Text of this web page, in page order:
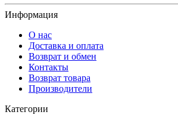
Информация
О нас
Доставка и оплата
Возврат и обмен
Контакты
Возврат товара
Производители
Категории